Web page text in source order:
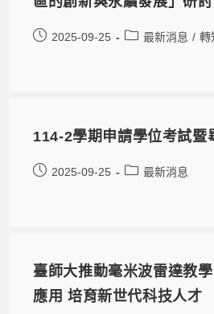
2025-09-25 最新消息 / 轉
114-2學期申請學位考試暨
2025-09-25 最新消息
臺師大推動毫米波雷達教
應用 培育新世代科技人才